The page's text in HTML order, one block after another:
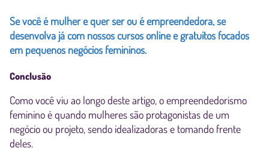
Se você é mulher e quer ser ou é empreendedora, se
desenvolva já com nossos cursos online e gratuitos focados
em pequenos negócios femininos.
Conclusão
Como você viu ao longo deste artigo, o empreendedorismo
feminino é quando mulheres são protagonistas de um
negócio ou projeto, sendo idealizadoras e tomando frente
deles.